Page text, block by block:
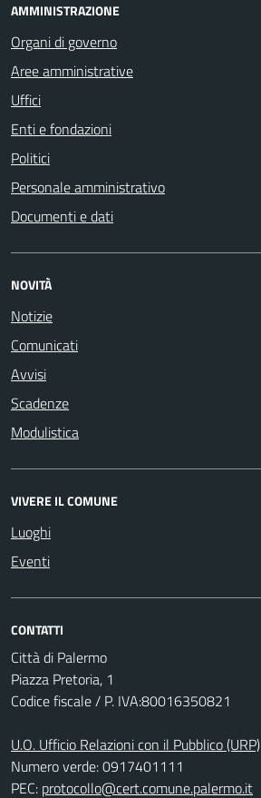
AMMINISTRAZIONE
Organi di governo
Aree amministrative
Uffici
Enti e fondazioni
Politici
Personale amministrativo
Documenti e dati
NOVITÀ
Notizie
Comunicati
Avvisi
Scadenze
Modulistica
VIVERE IL COMUNE
Luoghi
Eventi
CONTATTI
Città di Palermo
Piazza Pretoria, 1
Codice fiscale / P. IVA:80016350821
U.O. Ufficio Relazioni con il Pubblico (URP)
Numero verde: 0917401111
PEC: protocollo@cert.comune.palermo.it